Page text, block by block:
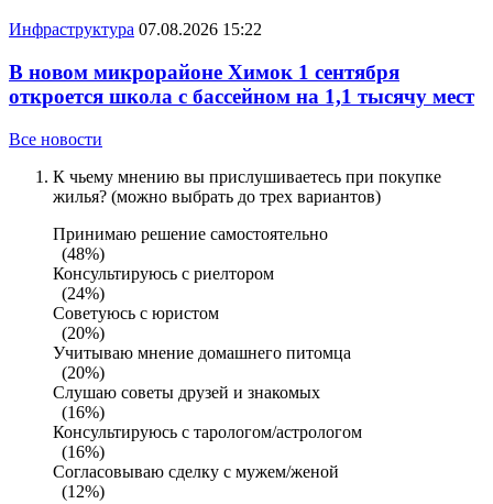
Инфраструктура 07.08.2026 15:22
В новом микрорайоне Химок 1 сентября
откроется школа с бассейном на 1,1 тысячу мест
Все новости
К чьему мнению вы прислушиваетесь при покупке
жилья? (можно выбрать до трех вариантов)
Принимаю решение самостоятельно
(48%)
Консультируюсь с риелтором
(24%)
Советуюсь с юристом
(20%)
Учитываю мнение домашнего питомца
(20%)
Слушаю советы друзей и знакомых
(16%)
Консультируюсь с тарологом/астрологом
(16%)
Согласовываю сделку с мужем/женой
(12%)